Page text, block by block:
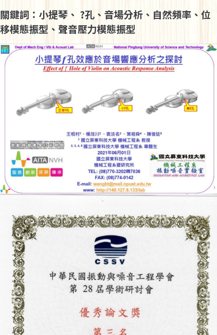
關鍵詞：小提琴、 ?孔、音場分析、自然頻率、位
移模態振型、聲音壓力模態振型